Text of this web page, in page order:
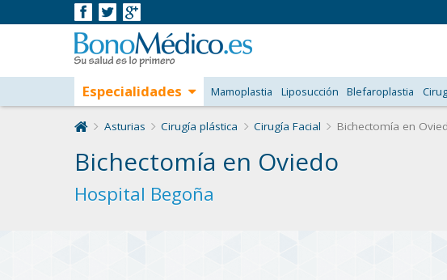
Asturias Cirugía plástica Cirugía Facial Bichectomía en
Bichectomía en Oviedo
Hospital Begoña
Especialidades Mamoplastia Liposucción Blefaroplastia